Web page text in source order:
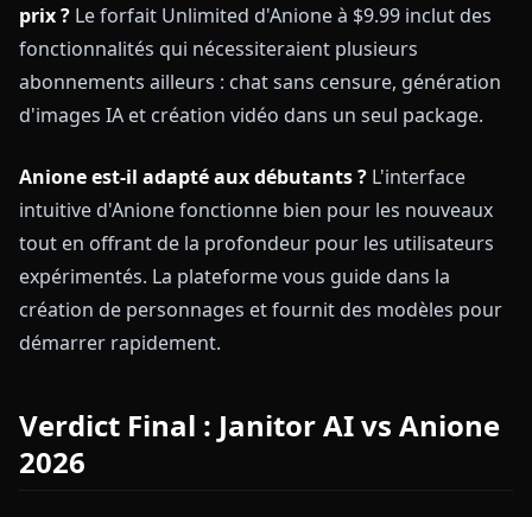
prix ? Le forfait Unlimited d'Anione à $9.99 inclut des
fonctionnalités qui nécessiteraient plusieurs
abonnements ailleurs : chat sans censure, génération
d'images IA et création vidéo dans un seul package.
Anione est-il adapté aux débutants ? L'interface
intuitive d'Anione fonctionne bien pour les nouveaux
tout en offrant de la profondeur pour les utilisateurs
expérimentés. La plateforme vous guide dans la
création de personnages et fournit des modèles pour
démarrer rapidement.
Verdict Final : Janitor AI vs Anione
2026